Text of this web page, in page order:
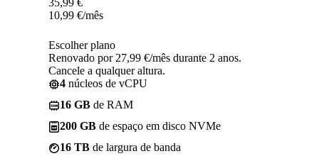
35,99 €
10,99 €/mês
Escolher plano
Renovado por 27,99 €/mês durante 2 anos.
Cancele a qualquer altura.
4 núcleos de vCPU
16 GB de RAM
200 GB de espaço em disco NVMe
16 TB de largura de banda